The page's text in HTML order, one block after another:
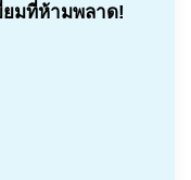
ยมที่ห้ามพลาด!